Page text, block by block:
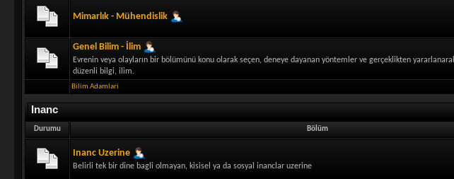
Mimarlık - Mühendislik
Genel Bilim - İlim
Evrenin veya olayların bir bölümünü konu olarak seçen, deneye dayanan yöntemler ve gerçeklikten
düzenli bilgi, ilim.
Bilim Adamlari
Inanc
Durumu Bölüm
Inanc Uzerine
Belirli tek bir dine bagli olmayan, kisisel ya da sosyal inanclar uzerine